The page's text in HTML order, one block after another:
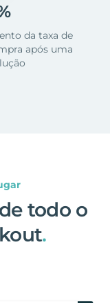
da taxa de
após uma
todo o
.